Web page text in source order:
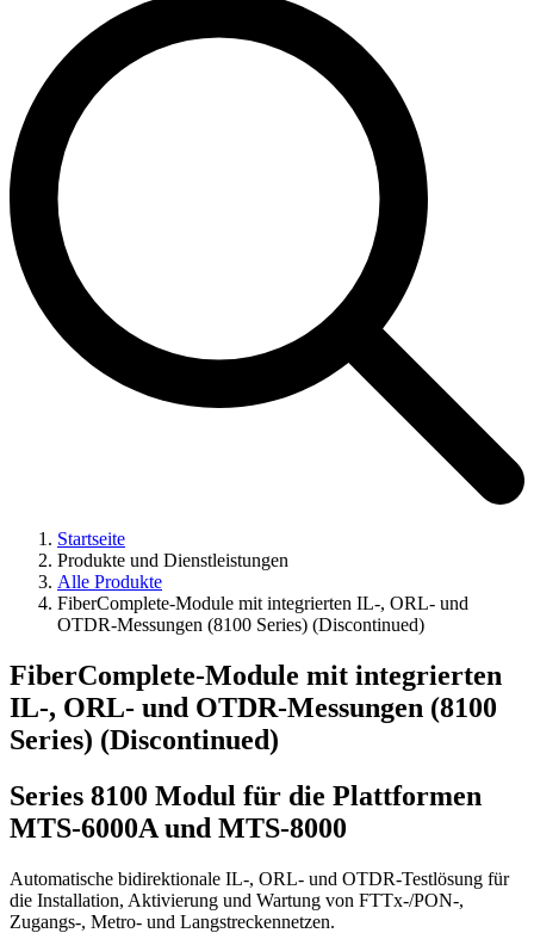
Startseite
Produkte und Dienstleistungen
Alle Produkte
FiberComplete-Module mit integrierten IL-, ORL- und
OTDR-Messungen (8100 Series) (Discontinued)
FiberComplete-Module mit integrierten
IL-, ORL- und OTDR-Messungen (8100
Series) (Discontinued)
Series 8100 Modul für die Plattformen
MTS-6000A und MTS-8000
Automatische bidirektionale IL-, ORL- und OTDR-Testlösung für
die Installation, Aktivierung und Wartung von FTTx-/PON-,
Zugangs-, Metro- und Langstreckennetzen.